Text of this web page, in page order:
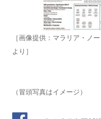
［画像提供：マラリア・ノ
より］
（冒頭写真はイメージ）